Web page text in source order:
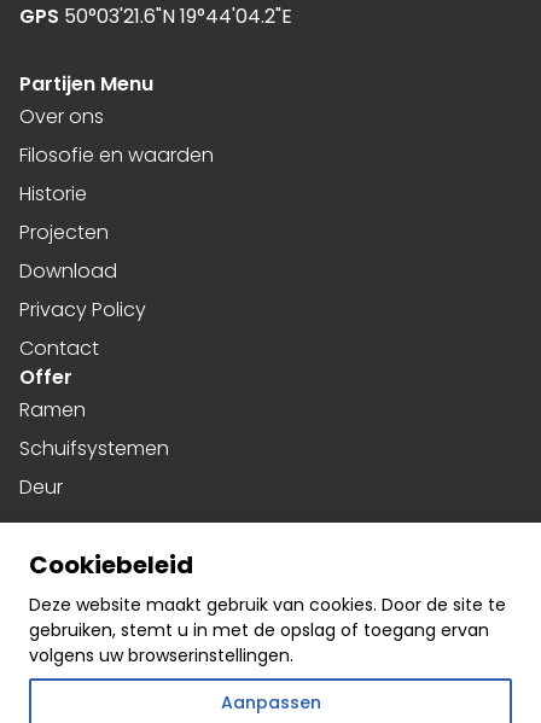
Cookiebeleid
Deze website maakt gebruik van cookies. Door de site te
gebruiken, stemt u in met de opslag of toegang ervan
volgens uw browserinstellingen.
Aanpassen
GPS 50°03'21.6"N 19°44'04.2"E
Partijen Menu
Over ons
Filosofie en waarden
Historie
Projecten
Download
Privacy Policy
Contact
Offer
Ramen
Schuifsystemen
Deur
Gevels
Social media
Facebook
Instagram